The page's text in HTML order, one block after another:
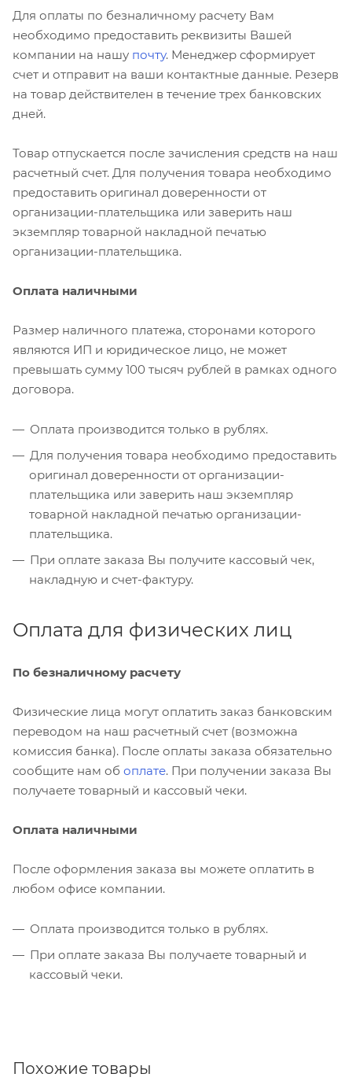
Для оплаты по безналичному расчету Вам
необходимо предоставить реквизиты Вашей
компании на нашу почту. Менеджер сформирует
счет и отправит на ваши контактные данные. Резерв
на товар действителен в течение трех банковских
дней.
Товар отпускается после зачисления средств на наш
расчетный счет. Для получения товара необходимо
предоставить оригинал доверенности от
организации-плательщика или заверить наш
экземпляр товарной накладной печатью
организации-плательщика.
Оплата наличными
Размер наличного платежа, сторонами которого
являются ИП и юридическое лицо, не может
превышать сумму 100 тысяч рублей в рамках одного
договора.
Оплата производится только в рублях.
Для получения товара необходимо предоставить
оригинал доверенности от организации-
плательщика или заверить наш экземпляр
товарной накладной печатью организации-
плательщика.
При оплате заказа Вы получите кассовый чек,
накладную и счет-фактуру.
Оплата для физических лиц
По безналичному расчету
Физические лица могут оплатить заказ банковским
переводом на наш расчетный счет (возможна
комиссия банка). После оплаты заказа обязательно
сообщите нам об оплате. При получении заказа Вы
получаете товарный и кассовый чеки.
Оплата наличными
После оформления заказа вы можете оплатить в
любом офисе компании.
Оплата производится только в рублях.
При оплате заказа Вы получаете товарный и
кассовый чеки.
Похожие товары